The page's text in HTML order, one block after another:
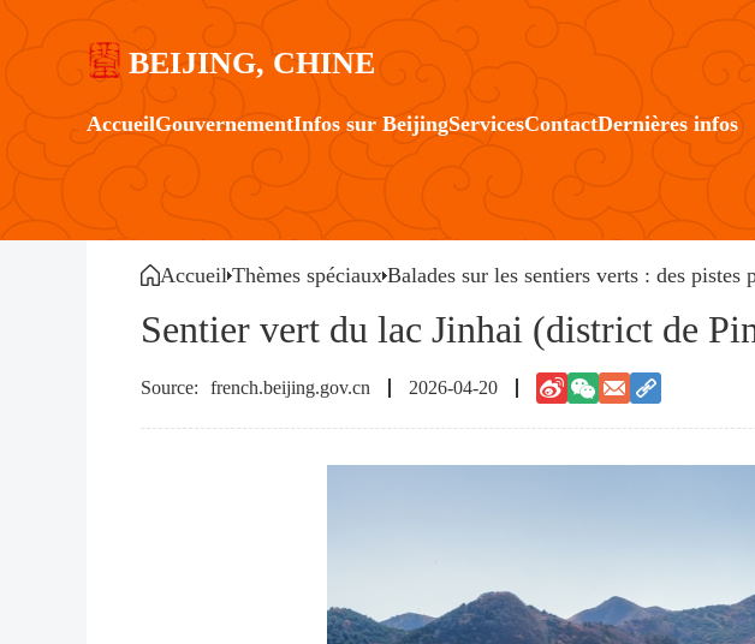
BEIJING, CHINE
AccueilGouvernementInfos sur BeijingServicesContactDernières infos
Accueil Thèmes spéciaux Balades sur les sentiers verts : des
Sentier vert du lac Jinhai (district de
french.beijing.gov.cn 2026-04-20